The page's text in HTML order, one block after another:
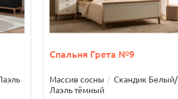
№13
Спальня Грета №9
Массив сосны
Скандик Белый/
Лаэль тёмный